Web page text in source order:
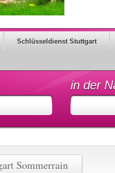
Schlüsseldienst Stuttgart
in der
Sommerrain